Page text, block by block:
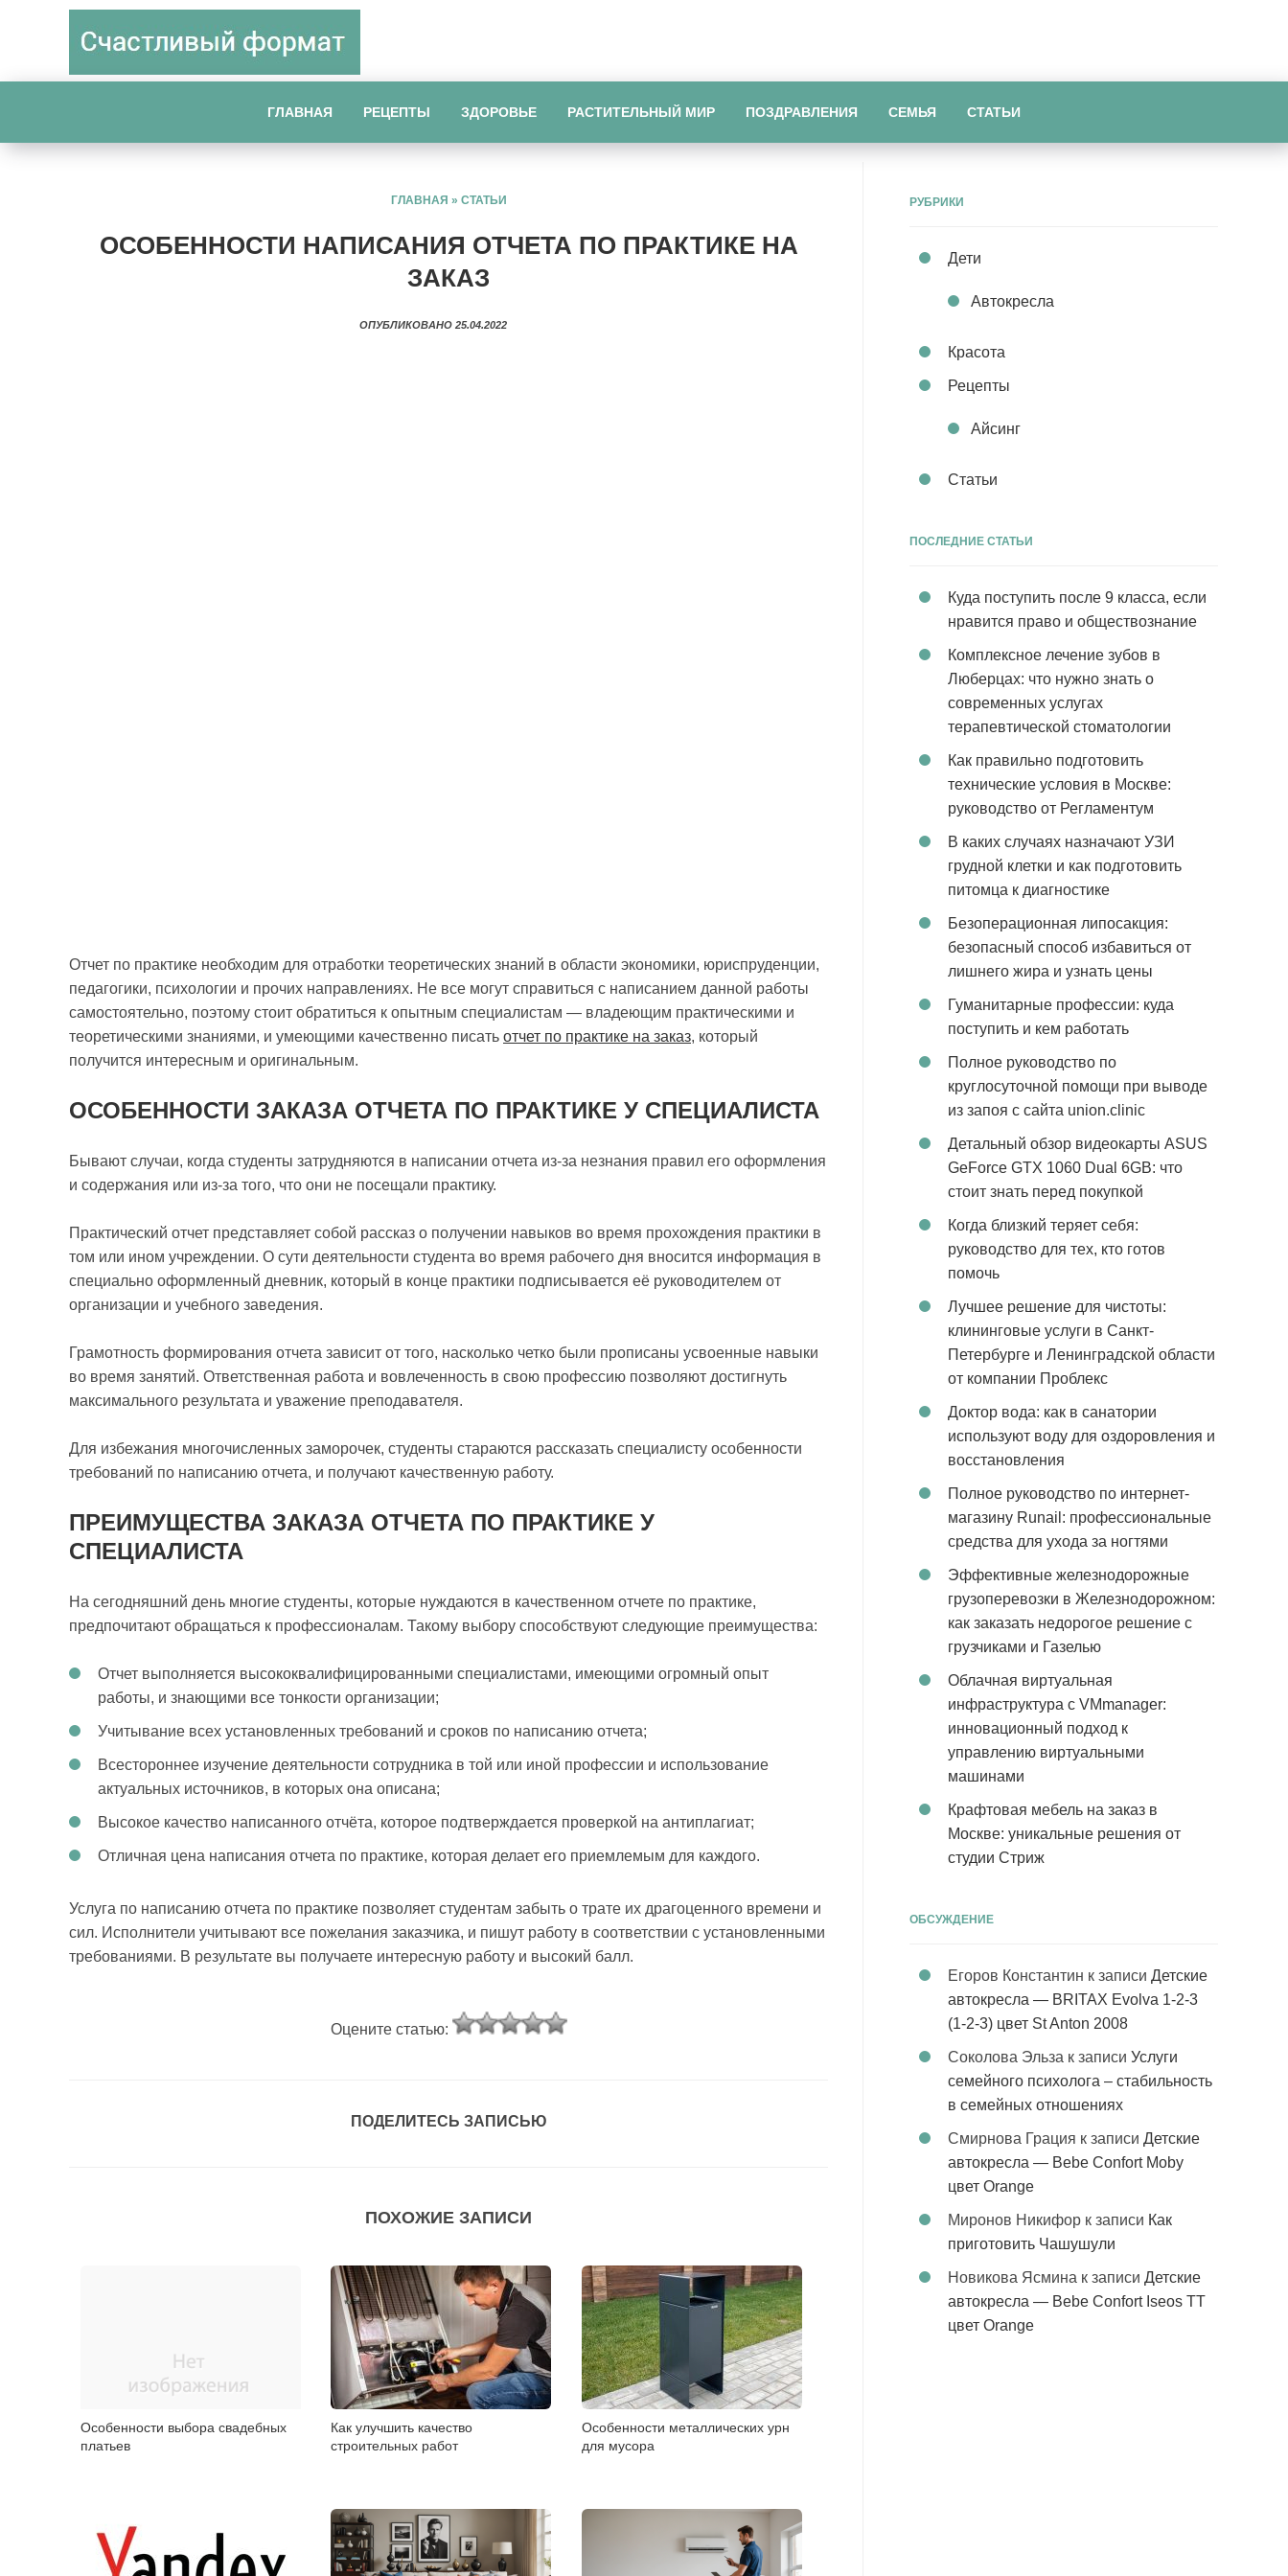
ГЛАВНАЯ РЕЦЕПТЫ ЗДОРОВЬЕ РАСТИТЕЛЬНЫЙ МИР ПОЗДРАВЛЕНИЯ СЕМЬЯ СТАТЬИ
ГЛАВНАЯ » СТАТЬИ
ОСОБЕННОСТИ НАПИСАНИЯ ОТЧЕТА ПО ПРАКТИКЕ НА
ЗАКАЗ
ОПУБЛИКОВАНО 25.04.2022
Отчет по практике необходим для отработки теоретических знаний в области экономики, юриспруденции,
педагогики, психологии и прочих направлениях. Не все могут справиться с написанием данной работы
самостоятельно, поэтому стоит обратиться к опытным специалистам — владеющим практическими и
теоретическими знаниями, и умеющими качественно писать отчет по практике на заказ, который
получится интересным и оригинальным.
ОСОБЕННОСТИ ЗАКАЗА ОТЧЕТА ПО ПРАКТИКЕ У СПЕЦИАЛИСТА
Бывают случаи, когда студенты затрудняются в написании отчета из-за незнания правил его оформления
и содержания или из-за того, что они не посещали практику.
Практический отчет представляет собой рассказ о получении навыков во время прохождения практики в
том или ином учреждении. О сути деятельности студента во время рабочего дня вносится информация в
специально оформленный дневник, который в конце практики подписывается её руководителем от
организации и учебного заведения.
Грамотность формирования отчета зависит от того, насколько четко были прописаны усвоенные навыки
во время занятий. Ответственная работа и вовлеченность в свою профессию позволяют достигнуть
максимального результата и уважение преподавателя.
Для избежания многочисленных заморочек, студенты стараются рассказать специалисту особенности
требований по написанию отчета, и получают качественную работу.
ПРЕИМУЩЕСТВА ЗАКАЗА ОТЧЕТА ПО ПРАКТИКЕ У
СПЕЦИАЛИСТА
На сегодняшний день многие студенты, которые нуждаются в качественном отчете по практике,
предпочитают обращаться к профессионалам. Такому выбору способствуют следующие преимущества:
Отчет выполняется высококвалифицированными специалистами, имеющими огромный опыт
работы, и знающими все тонкости организации;
Учитывание всех установленных требований и сроков по написанию отчета;
Всестороннее изучение деятельности сотрудника в той или иной профессии и использование
актуальных источников, в которых она описана;
Высокое качество написанного отчёта, которое подтверждается проверкой на антиплагиат;
Отличная цена написания отчета по практике, которая делает его приемлемым для каждого.
Услуга по написанию отчета по практике позволяет студентам забыть о трате их драгоценного времени и
сил. Исполнители учитывают все пожелания заказчика, и пишут работу в соответствии с установленными
требованиями. В результате вы получаете интересную работу и высокий балл.
Оцените статью:
ПОДЕЛИТЕСЬ ЗАПИСЬЮ
ПОХОЖИЕ ЗАПИСИ
Особенности выбора свадебных
платьев
Как улучшить качество
строительных работ
Особенности металлических урн
для мусора
РУБРИКИ
Дети
Автокресла
Красота
Рецепты
Айсинг
Статьи
ПОСЛЕДНИЕ СТАТЬИ
Куда поступить после 9 класса, если
нравится право и обществознание
Комплексное лечение зубов в
Люберцах: что нужно знать о
современных услугах
терапевтической стоматологии
Как правильно подготовить
технические условия в Москве:
руководство от Регламентум
В каких случаях назначают УЗИ
грудной клетки и как подготовить
питомца к диагностике
Безоперационная липосакция:
безопасный способ избавиться от
лишнего жира и узнать цены
Гуманитарные профессии: куда
поступить и кем работать
Полное руководство по
круглосуточной помощи при выводе
из запоя с сайта union.clinic
Детальный обзор видеокарты ASUS
GeForce GTX 1060 Dual 6GB: что
стоит знать перед покупкой
Когда близкий теряет себя:
руководство для тех, кто готов
помочь
Лучшее решение для чистоты:
клининговые услуги в Санкт-
Петербурге и Ленинградской области
от компании Проблекс
Доктор вода: как в санатории
используют воду для оздоровления и
восстановления
Полное руководство по интернет-
магазину Runail: профессиональные
средства для ухода за ногтями
Эффективные железнодорожные
грузоперевозки в Железнодорожном:
как заказать недорогое решение с
грузчиками и Газелью
Облачная виртуальная
инфраструктура с VMmanager:
инновационный подход к
управлению виртуальными
машинами
Крафтовая мебель на заказ в
Москве: уникальные решения от
студии Стриж
ОБСУЖДЕНИЕ
Егоров Константин к записи Детские
автокресла — BRITAX Evolva 1-2-3
(1-2-3) цвет St Anton 2008
Соколова Эльза к записи Услуги
семейного психолога – стабильность
в семейных отношениях
Смирнова Грация к записи Детские
автокресла — Bebe Confort Moby
цвет Orange
Миронов Никифор к записи Как
приготовить Чашушули
Новикова Ясмина к записи Детские
автокресла — Bebe Confort Iseos TT
цвет Orange